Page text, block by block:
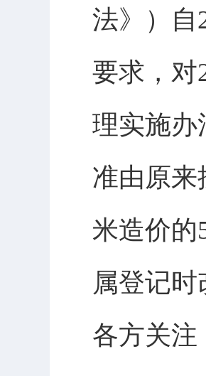
法》）自
要求，对
理实施办
准由原来
米造价的
属登记
各方关注